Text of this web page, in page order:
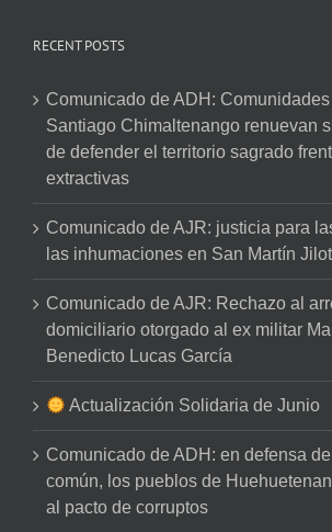
RECENT POSTS
Comunicado de ADH:
Santiago Chimaltenango renuevan
de defender el territorio sagrado
extractivas
Comunicado de AJR: justicia para
las inhumaciones en San Martín
Comunicado de AJR: Rechazo al
domiciliario otorgado al ex militar
Benedicto Lucas García
Actualización Solidaria de Junio
Comunicado de ADH: en defensa
común, los pueblos de
al pacto de corruptos